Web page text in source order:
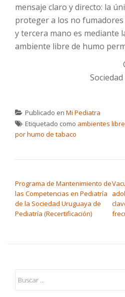
mensaje claro y directo: la
proteger a los no
y tercera mano es mediante
ambiente libre de humo
Publicado en Mi Pediatra
Etiquetado como ambientes
por humo de tabaco
Programa de Mantenimiento de
las Competencias en Pediatría
de la Sociedad Uruguaya de
Pediatría (Recertificación)